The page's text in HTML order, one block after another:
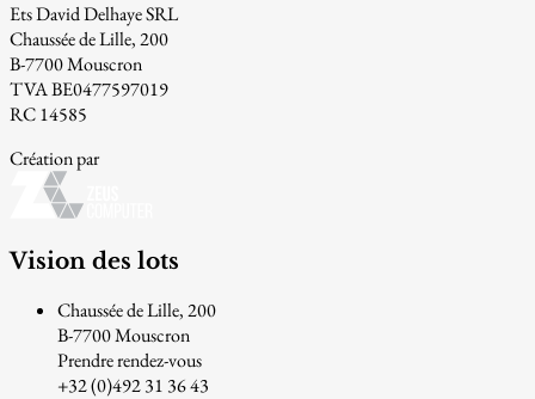
Ets David Delhaye SRL
Chaussée de Lille, 200
B-7700 Mouscron
TVA BE0477597019
RC 14585
Création par
Vision des lots
Chaussée de Lille, 200
B-7700 Mouscron
Prendre rendez-vous
+32 (0)492 31 36 43